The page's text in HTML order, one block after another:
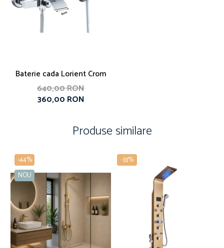
Baterie cada Lorient Crom
640,00 RON
360,00 RON
Produse similare
-44%
NOU
-33%